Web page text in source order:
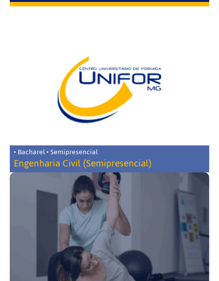
• Bacharel • Semipresencial
Engenharia Civil (Semipresencial)